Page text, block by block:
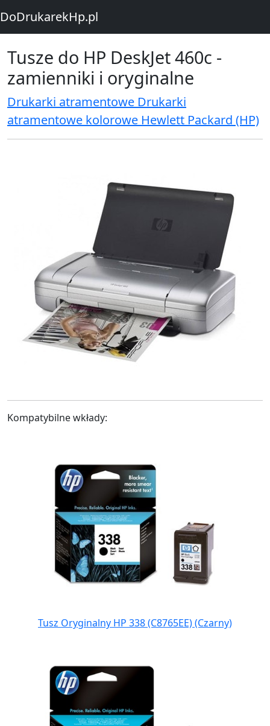
DoDrukarekHp.pl
Tusze do HP DeskJet 460c -
zamienniki i oryginalne
Drukarki atramentowe Drukarki
atramentowe kolorowe Hewlett Packard (HP)
Kompatybilne wkłady:
Tusz Oryginalny HP 338 (C8765EE) (Czarny)